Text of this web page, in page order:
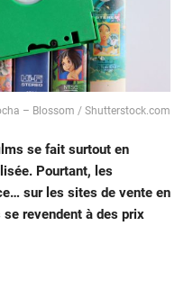
– Blossom / Shutterstock.com
se fait surtout en
Pourtant, les
sur les sites de vente en
revendent à des prix